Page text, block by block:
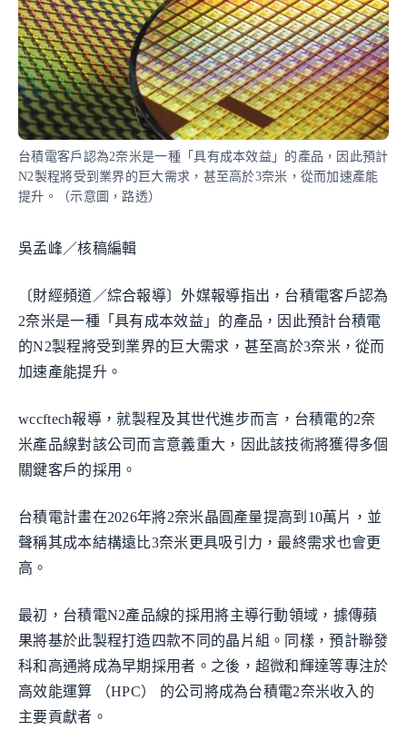
台積電客戶認為2奈米是一種「具有成本效益」的產品，因此預計
N2製程將受到業界的巨大需求，甚至高於3奈米，從而加速產能
提升。（示意圖，路透）
吳孟峰／核稿編輯
〔財經頻道／綜合報導〕外媒報導指出，台積電客戶認為
2奈米是一種「具有成本效益」的產品，因此預計台積電
的N2製程將受到業界的巨大需求，甚至高於3奈米，從而
加速產能提升。
wccftech報導，就製程及其世代進步而言，台積電的2奈
米產品線對該公司而言意義重大，因此該技術將獲得多個
關鍵客戶的採用。
台積電計畫在2026年將2奈米晶圓產量提高到10萬片，並
聲稱其成本結構遠比3奈米更具吸引力，最終需求也會更
高。
最初，台積電N2產品線的採用將主導行動領域，據傳蘋
果將基於此製程打造四款不同的晶片組。同樣，預計聯發
科和高通將成為早期採用者。之後，超微和輝達等專注於
高效能運算 （HPC） 的公司將成為台積電2奈米收入的
主要貢獻者。